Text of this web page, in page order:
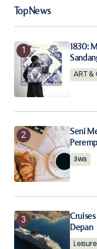
Top News
1830:
ART &
Seni
Jiwa
Depan
Leisure